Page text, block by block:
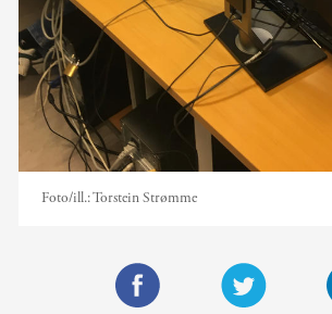
Foto/ill.:Torstein Strømme